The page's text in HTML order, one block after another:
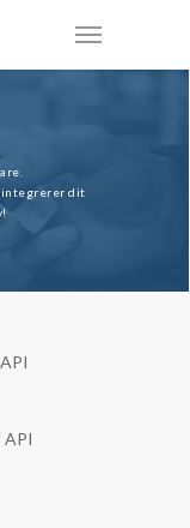
integrerer dit
API